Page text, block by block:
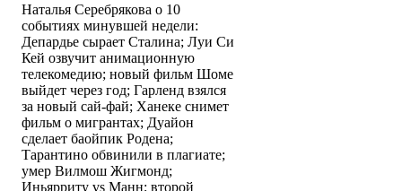
Наталья Серебрякова о 10
событиях минувшей недели:
Депардье сырает Сталина; Луи Си
Кей озвучит анимационную
телекомедию; новый фильм Шоме
выйдет через год; Гарленд взялся
за новый сай-фай; Ханеке снимет
фильм о мигрантах; Дуайон
сделает баойпик Родена;
Тарантино обвинили в плагиате;
умер Вилмош Жигмонд;
Иньярриту vs Манн; второй